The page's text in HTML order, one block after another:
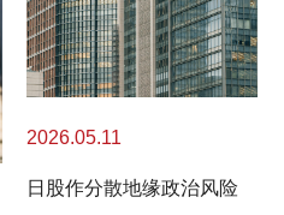
2026.05.11
日股作分散地缘政治风险